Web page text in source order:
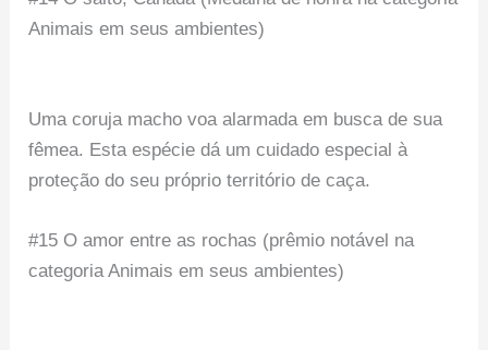
Animais em seus ambientes)
Uma coruja macho voa alarmada em busca de sua
fêmea. Esta espécie dá um cuidado especial à
proteção do seu próprio território de caça.
#15 O amor entre as rochas (prêmio notável na
categoria Animais em seus ambientes)